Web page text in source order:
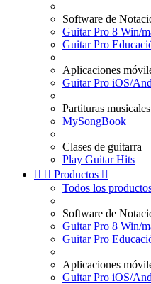
Software de
Guitar Pro 8 Win/
Guitar Pro
Aplicaciones
Guitar Pro iOS/
Partituras musicales
MySongBook
Clases de guitarra
Play Guitar Hits
  Productos 
Todos los
Software de
Guitar Pro 8 Win/
Guitar Pro
Aplicaciones
Guitar Pro iOS/